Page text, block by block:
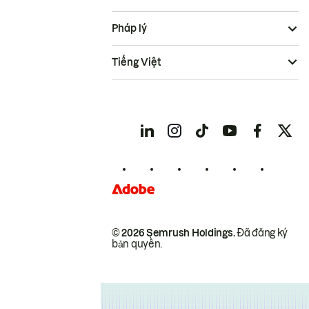
© 2026 Semrush Holdings.Đã đăng ký
bản quyền.
Pháp lý
Tiếng Việt